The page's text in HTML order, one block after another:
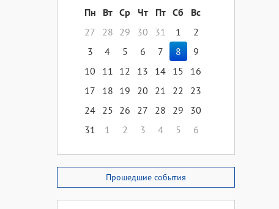
Пн
Вт Ср Чт Пт Сб
Вс
27
28 29 30 31 1
2
3
4 5 6 7 8
9
10
11 12 13 14 15
16
17
18 19 20 21 22
23
24 25 26 27 28 29
30
31
1 2 3 4 5 6
Прошедшие события